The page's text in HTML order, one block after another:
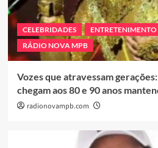
CELEBRIDADES ENTRETENIMENTO
RÁDIO NOVA MPB
Vozes que atravessam
chegam aos 80 e 90 anos
radionovampb.com